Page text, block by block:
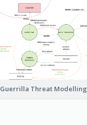
Guerrilla Threat Modelling